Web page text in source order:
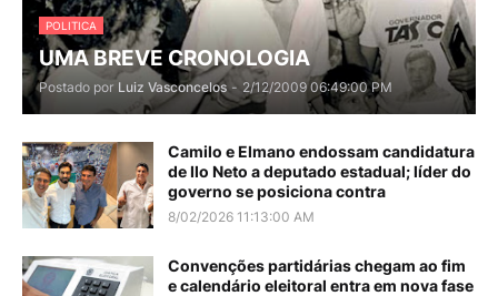
POLITICA
UMA BREVE CRONOLOGIA
Postado por Luiz Vasconcelos - 2/12/2009 06:49:00 PM
Camilo e Elmano endossam candidatura
de Ilo Neto a deputado estadual; líder do
governo se posiciona contra
8/02/2026 11:13:00 AM
Convenções partidárias chegam ao fim
e calendário eleitoral entra em nova fase